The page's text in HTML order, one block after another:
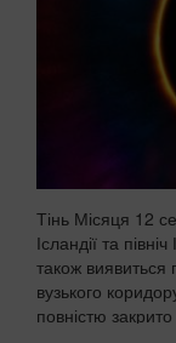
Тінь Місяця 12
Ісландії та
також виявиться
вузького
повністю